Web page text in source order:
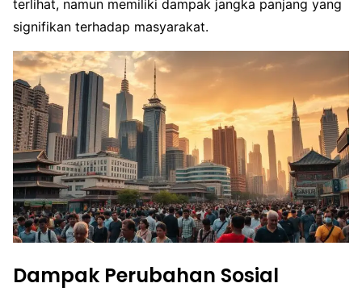
terlihat, namun memiliki dampak jangka panjang yang
signifikan terhadap masyarakat.
Dampak Perubahan Sosial